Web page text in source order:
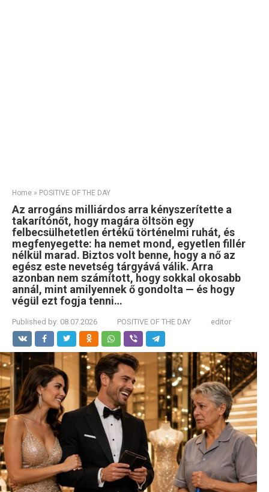
Home » POSITIVE OF THE DAY
Az arrogáns milliárdos arra kényszerítette a
takarítónőt, hogy magára öltsön egy
felbecsülhetetlen értékű történelmi ruhát, és
megfenyegette: ha nemet mond, egyetlen fillér
nélkül marad. Biztos volt benne, hogy a nő az
egész este nevetség tárgyává válik. Arra
azonban nem számított, hogy sokkal okosabb
annál, mint amilyennek ő gondolta — és hogy
végül ezt fogja tenni…
Published by: 08.07.2026 POSITIVE OF THE DAY editor